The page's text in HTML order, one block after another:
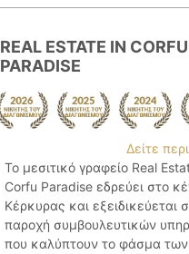
REAL ESTATE IN CORFU
PARADISE
Δείτε
Το μεσιτικό γραφείο Real
Corfu Paradise εδρεύει στο
Κέρκυρας και εξειδικεύεται
παροχή συμβουλευτικών
που καλύπτουν το φάσμα των